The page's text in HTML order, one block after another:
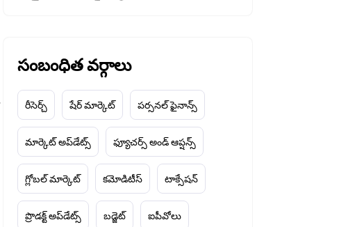
సంబంధిత వర్గాలు
రీసెర్చ్ షేర్ మార్కెట్ పర్సనల్ ఫైనాన్స్
మార్కెట్ అప్‌డేట్స్ ఫ్యూచర్స్ అండ్ ఆప్షన్స్
గ్లోబల్ మార్కెట్ కమోడిటీస్ టాక్సేషన్
ప్రొడక్ట్ అప్‌డేట్స్ బడ్జెట్ ఐపీవోలు